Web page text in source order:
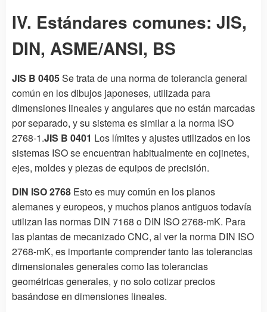
IV. Estándares comunes: JIS,
DIN, ASME/ANSI, BS
JIS B 0405Se trata de una norma de tolerancia general
común en los dibujos japoneses, utilizada para
dimensiones lineales y angulares que no están marcadas
por separado, y su sistema es similar a la norma ISO
2768-1.JIS B 0401 Los límites y ajustes utilizados en los
sistemas ISO se encuentran habitualmente en cojinetes,
ejes, moldes y piezas de equipos de precisión.
DIN ISO 2768 Esto es muy común en los planos
alemanes y europeos, y muchos planos antiguos todavía
utilizan las normas DIN 7168 o DIN ISO 2768-mK. Para
las plantas de mecanizado CNC, al ver la norma DIN ISO
2768-mK, es importante comprender tanto las tolerancias
dimensionales generales como las tolerancias
geométricas generales, y no solo cotizar precios
basándose en dimensiones lineales.